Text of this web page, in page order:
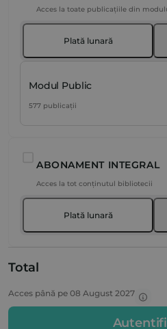
Acces la toate publicațiile din
Plată lunară
Modul Public
577 publicații
ABONAMENT INTEGRAL
Acces la tot conținutul bibliotecii
Plată lunară
Total
Acces până pe 08 August 2027